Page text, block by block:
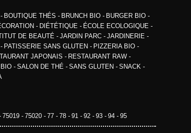
BOUTIQUE THÉS BRUNCH BIO
BURGER BIO
DIÉTÉTIQUE
ÉCOLE ECOLOGIQUE
DE BEAUTÉ JARDIN PARC
JARDINERIE
PATISSERIE SANS GLUTEN
PIZZERIA BIO
JAPONAIS
RESTAURANT RAW
SALON DE THÉ SANS GLUTEN
SNACK
75019 75020 77 78 91 92 93 94 95